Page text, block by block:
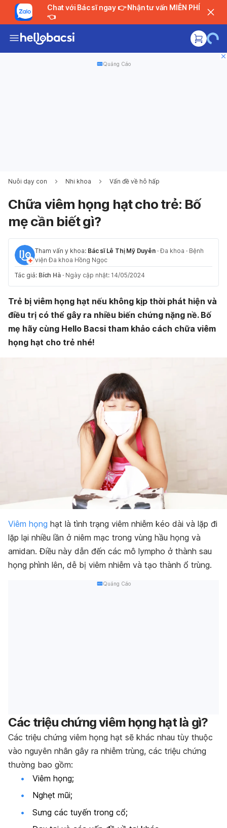
Chat với Bác sĩ ngay 👉 Nhận tư vấn MIỄN PHÍ
👈
Quảng Cáo
Nuôi dạy con Nhi khoa Vấn đề về hô hấp
Chữa viêm họng hạt cho trẻ: Bố
mẹ cần biết gì?
Tham vấn y khoa: Bác sĩ Lê Thị Mỹ Duyên ·Đa khoa · Bệnh
viện Đa khoa Hồng Ngọc
Tác giả: Bích Hà · Ngày cập nhật: 14/05/2024
Trẻ bị viêm họng hạt nếu không kịp thời phát hiện và
điều trị có thể gây ra nhiều biến chứng nặng nề. Bố
mẹ hãy cùng Hello Bacsi tham khảo cách chữa viêm
họng hạt cho trẻ nhé!
Viêm họng hạt là tình trạng viêm nhiễm kéo dài và lặp đi
lặp lại nhiều lần ở niêm mạc trong vùng hầu họng và
amidan. Điều này dẫn đến các mô lympho ở thành sau
họng phình lên, dễ bị viêm nhiễm và tạo thành ổ trùng.
Quảng Cáo
Các triệu chứng viêm họng hạt là gì?
Các triệu chứng viêm họng hạt sẽ khác nhau tùy thuộc
vào nguyên nhân gây ra nhiễm trùng, các triệu chứng
thường bao gồm:
Viêm họng;
Nghẹt mũi;
Sưng các tuyến trong cổ;